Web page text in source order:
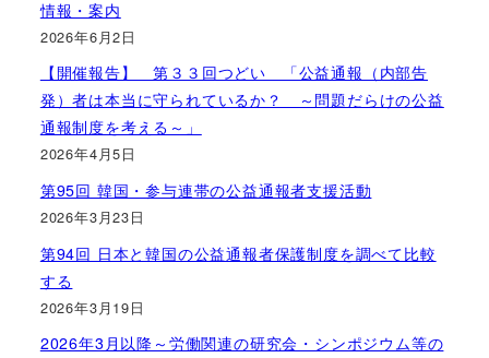
情報・案内
2026年6月2日
【開催報告】 第３３回つどい 「公益通報（内部告
発）者は本当に守られているか？ ～問題だらけの公益
通報制度を考える～」
2026年4月5日
第95回 韓国・参与連帯の公益通報者支援活動
2026年3月23日
第94回 日本と韓国の公益通報者保護制度を調べて比較
する
2026年3月19日
2026年3月以降～労働関連の研究会・シンポジウム等の